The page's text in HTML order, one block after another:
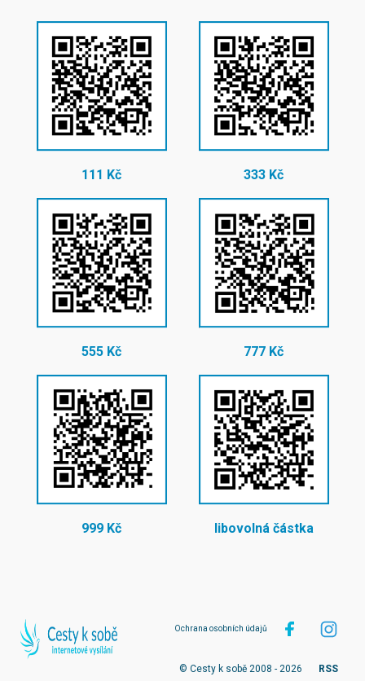
111 Kč 333 Kč
555 Kč 777 Kč
999 Kč libovolná částka
Ochrana osobních údajů
© Cesty k sobě 2008 - 2026 RSS